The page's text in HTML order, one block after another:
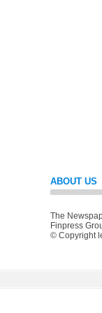
ABOUT US
The
Finpress
© Copyright